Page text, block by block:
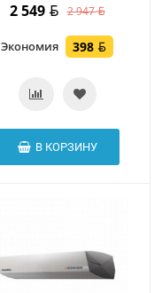
2 549 2 947
Экономия 398
В КОРЗИНУ